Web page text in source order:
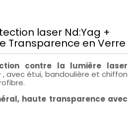
laser Nd:Yag +
Transparence en Verre
contre la lumière laser
, avec étui, bandoulière et chiffon
haute transparence avec